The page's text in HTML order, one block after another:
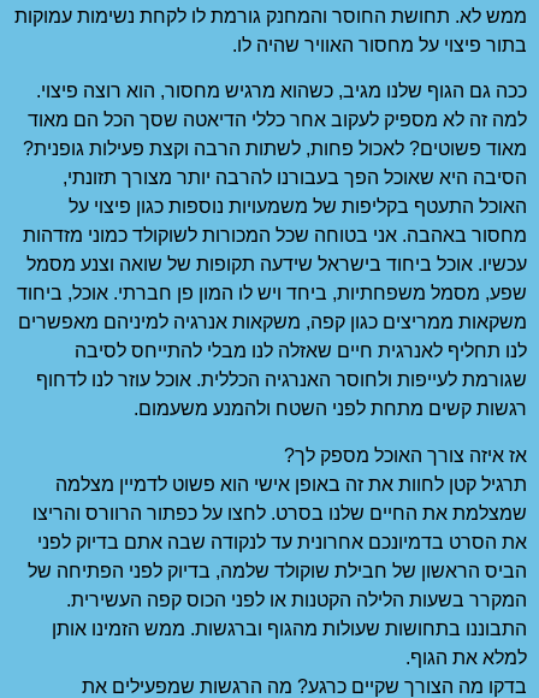
ממש לא. תחושת החוסר והמחנק גורמת לו לקחת נשימות עמוקות
בתור פיצוי על מחסור האוויר שהיה לו.
ככה גם הגוף שלנו מגיב, כשהוא מרגיש מחסור, הוא רוצה פיצוי.
למה זה לא מספיק לעקוב אחר כללי הדיאטה שסך הכל הם מאוד
מאוד פשוטים? לאכול פחות, לשתות הרבה וקצת פעילות גופנית?
הסיבה היא שאוכל הפך בעבורנו להרבה יותר מצורך תזונתי,
האוכל התעטף בקליפות של משמעויות נוספות כגון פיצוי על
מחסור באהבה. אני בטוחה שכל המכורות לשוקולד כמוני מזדהות
עכשיו. אוכל ביחוד בישראל שידעה תקופות של שואה וצנע מסמל
שפע, מסמל משפחתיות, ביחד ויש לו המון פן חברתי. אוכל, ביחוד
משקאות ממריצים כגון קפה, משקאות אנרגיה למיניהם מאפשרים
לנו תחליף לאנרגית חיים שאזלה לנו מבלי להתייחס לסיבה
שגורמת לעייפות ולחוסר האנרגיה הכללית. אוכל עוזר לנו לדחוף
רגשות קשים מתחת לפני השטח ולהמנע משעמום.
אז איזה צורך האוכל מספק לך?
תרגיל קטן לחוות את זה באופן אישי הוא פשוט לדמיין מצלמה
שמצלמת את החיים שלנו בסרט. לחצו על כפתור הרוורס והריצו
את הסרט בדמיונכם אחרונית עד לנקודה שבה אתם בדיוק לפני
הביס הראשון של חבילת שוקולד שלמה, בדיוק לפני הפתיחה של
המקרר בשעות הלילה הקטנות או לפני הכוס קפה העשירית.
התבוננו בתחושות שעולות מהגוף וברגשות. ממש הזמינו אותן
למלא את הגוף.
בדקו מה הצורך שקיים כרגע? מה הרגשות שמפעילים את